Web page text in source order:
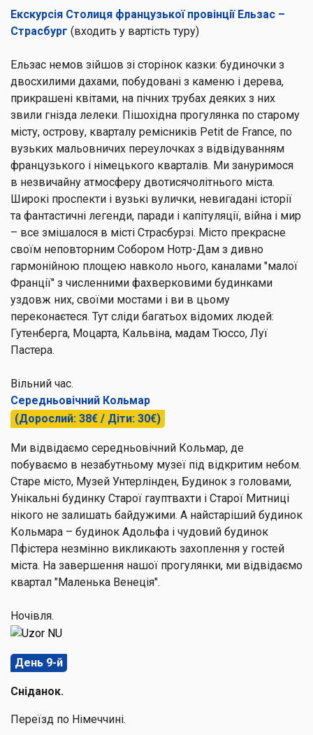
Екскурсія Столиця французької провінції Ельзас –
Страсбург (входить у вартість туру)
Ельзас немов зійшов зі сторінок казки: будиночки з
двосхилими дахами, побудовані з каменю і дерева,
прикрашені квітами, на пічних трубах деяких з них
звили гнізда лелеки. Пішохідна прогулянка по старому
місту, острову, кварталу ремісників Petit de France, по
вузьких мальовничих переулочках з відвідуванням
французького і німецького кварталів. Ми зануримося
в незвичайну атмосферу двотисячолітнього міста.
Широкі проспекти і вузькі вулички, невигадані історії
та фантастичні легенди, паради і капітуляції, війна і мир
– все змішалося в місті Страсбурзі. Місто прекрасне
своїм неповторним Собором Нотр-Дам з дивно
гармонійною площею навколо нього, каналами "малої
Франції" з численними фахверковими будинками
уздовж них, своїми мостами і ви в цьому
переконаєтеся. Тут сліди багатьох відомих людей:
Гутенберга, Моцарта, Кальвіна, мадам Тюссо, Луї
Пастера.
Вільний час.
Середньовічний Кольмар
(Дорослий: 38€ / Діти: 30€)
Ми відвідаємо середньовічний Кольмар, де
побуваємо в незабутньому музеї під відкритим небом.
Старе місто, Музей Унтерлінден, Будинок з головами,
Унікальні будинку Старої гауптвахти і Старої Митниці
нікого не залишать байдужими. А найстаріший будинок
Кольмара – будинок Адольфа і чудовий будинок
Пфістера незмінно викликають захоплення у гостей
міста. На завершення нашої прогулянки, ми відвідаємо
квартал "Маленька Венеція".
Ночівля.
День 9-й
Сніданок.
Переїзд по Німеччині.